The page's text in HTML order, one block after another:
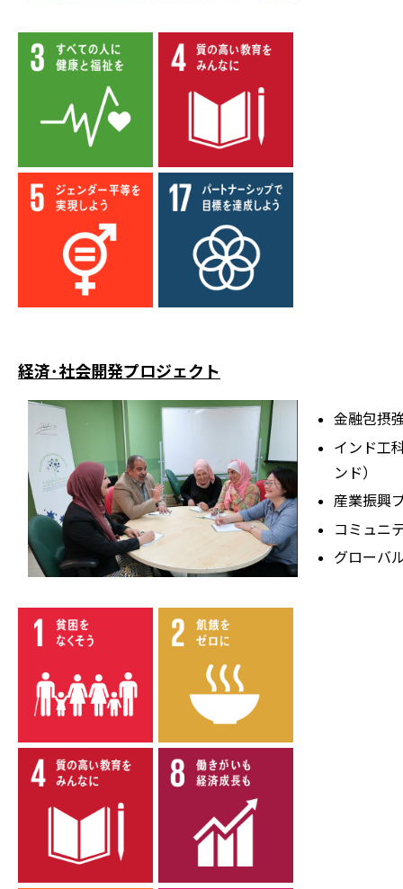
経済･社会開発プロジェクト
⾦融包摂
インド⼯
ンド）
産業振興
コミュニ
グローバ